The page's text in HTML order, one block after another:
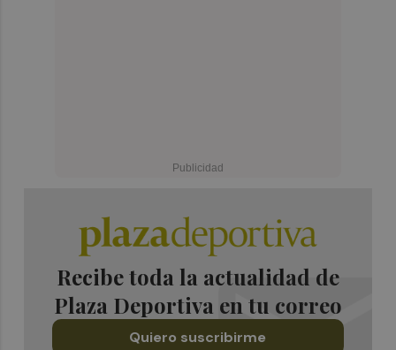
Recibe toda la actualidad de
Plaza Deportiva en tu correo
Quiero suscribirme